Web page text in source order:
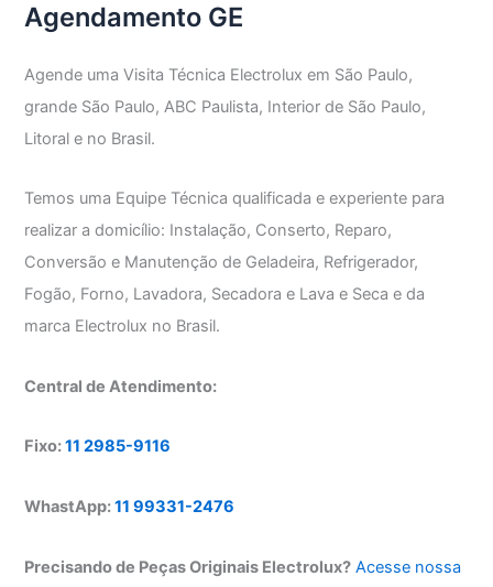
GE
Agendamento GE
Agende uma Visita Técnica Electrolux em São Paulo,
grande São Paulo, ABC Paulista, Interior de São Paulo,
Litoral e no Brasil.
Temos uma Equipe Técnica qualificada e experiente para
realizar a domicílio: Instalação, Conserto, Reparo,
Conversão e Manutenção de Geladeira, Refrigerador,
Fogão, Forno, Lavadora, Secadora e Lava e Seca e da
marca Electrolux no Brasil.
Central de Atendimento:
Fixo:11 2985-9116
WhastApp:11 99331-2476
Precisando de Peças Originais Electrolux? Acesse nossa